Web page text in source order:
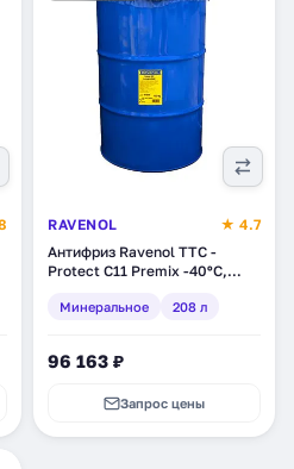
RAVENOL
★ 4.7
Антифриз Ravenol TTC -
Protect C11 Premix -40ºC,
208)
Минеральное 208 л
96 163 ₽
Запрос цены